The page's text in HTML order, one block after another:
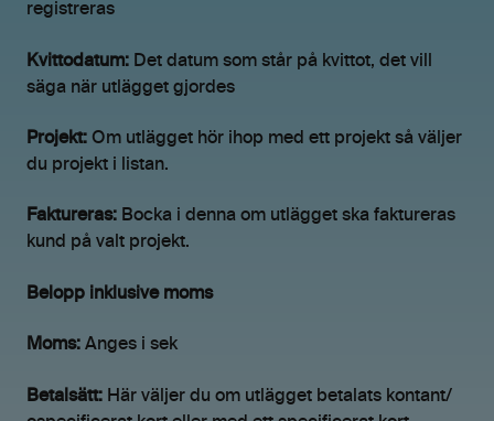
registreras
Kvittodatum: Det datum som står på kvittot, det vill
säga när utlägget gjordes
Projekt: Om utlägget hör ihop med ett projekt så väljer
du projekt i listan.
Faktureras: Bocka i denna om utlägget ska faktureras
kund på valt projekt.
Belopp inklusive moms
Moms: Anges i sek
Betalsätt: Här väljer du om utlägget betalats kontant/